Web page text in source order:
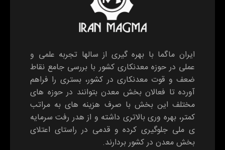
ایران ماگما با بهره گیری از سالها تجربه علمی و
عملی در حوزه معدنکاری کشور با بررسی جامع نقاط
ضعف و قوت معدنکاری در کشور، بستری را فراهم
آورده تا فعالان بخش معدن بتوانند در حوزه های
مختلف این بخش با صرف هزینه های به مراتب
کمتر، بهره وری بالاتری داشته و از هدر رفت سرمایه
ی ملی جلوگیری کرده و قدمی در راستای اعتلای
بخش معدن در کشور بردارند.